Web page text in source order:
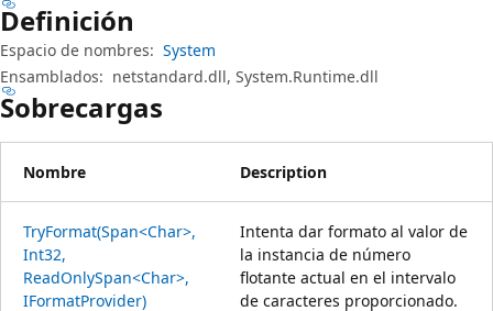
Definición
Espacio de nombres: System
Ensamblados: netstandard.dll, System.Runtime.dll
Sobrecargas
Nombre Description
TryFormat(Span<Char>,
Int32,
ReadOnlySpan<Char>,
IFormatProvider)
Intenta dar formato al valor de
la instancia de número
flotante actual en el intervalo
de caracteres proporcionado.